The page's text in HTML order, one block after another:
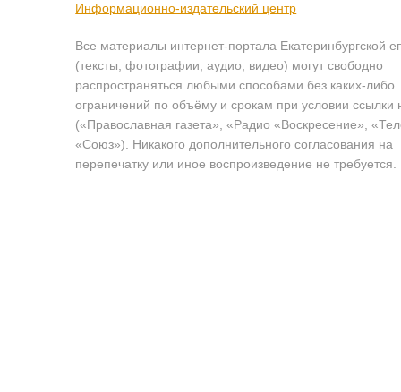
Информационно-издательский центр
Все материалы интернет-портала Екатеринбургской
(тексты, фотографии, аудио, видео) могут свободно
распространяться любыми способами без каких-либо
ограничений по объёму и срокам при условии ссылки
(«Православная газета», «Радио «Воскресение»,
«Союз»). Никакого дополнительного согласования на
перепечатку или иное воспроизведение не требуется.